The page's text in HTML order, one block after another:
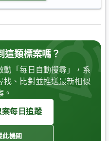
這類標案嗎？
動「每日自動搜尋」，系
找、比對並推送最新相似
。
案每日追蹤
此機關